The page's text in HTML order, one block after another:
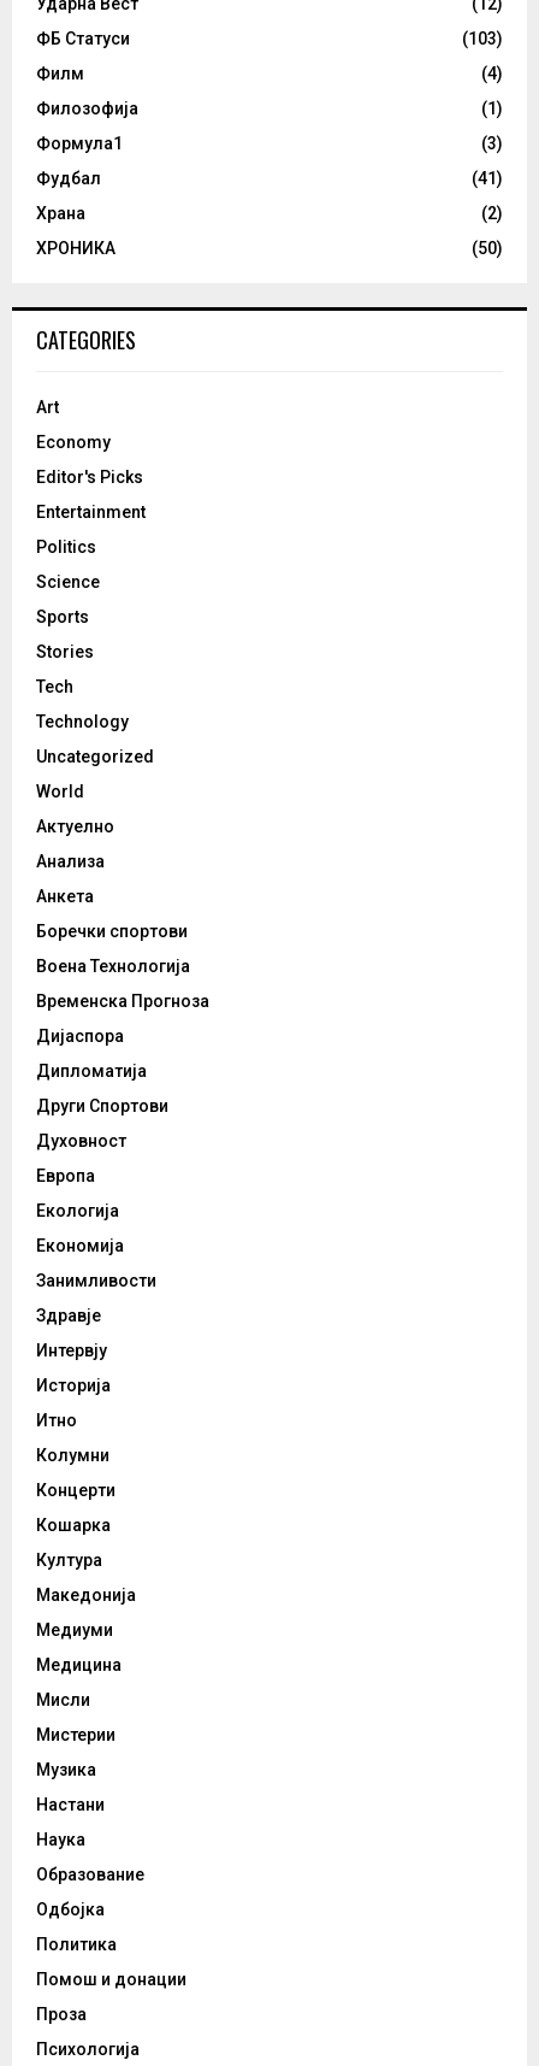
ФБ Статуси
(103)
Филм
(4)
Филозофија
(1)
Формула1
(3)
Фудбал
(41)
Храна
(2)
ХРОНИКА
(50)
CATEGORIES
Art
Economy
Editor's Picks
Entertainment
Politics
Science
Sports
Stories
Tech
Technology
Uncategorized
World
Актуелно
Анализа
Анкета
Боречки спортови
Воена Технологија
Временска Прогноза
Дијаспора
Дипломатија
Други Спортови
Духовност
Европа
Екологија
Економија
Занимливости
Здравје
Интервју
Историја
Итно
Колумни
Концерти
Кошарка
Култура
Македонија
Медиуми
Медицина
Мисли
Мистерии
Музика
Настани
Наука
Образование
Одбојка
Политика
Помош и донации
Проза
Психологија